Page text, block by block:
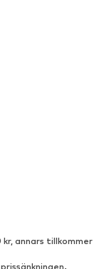
annars tillkommer